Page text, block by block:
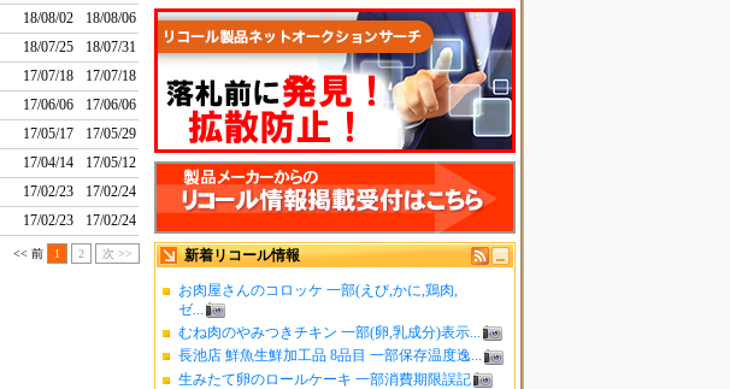
新着リコール情報
お肉屋さんのコロッケ 一部(えび,かに,鶏肉,
ゼ...
むね肉のやみつきチキン 一部(卵,乳成分)表示...
長池店 鮮魚生鮮加工品 8品目 一部保存温度逸...
生みたて卵のロールケーキ 一部消費期限誤記
18/08/02 18/08/06
18/07/25 18/07/31
17/07/18 17/07/18
17/06/06 17/06/06
17/05/17 17/05/29
17/04/14 17/05/12
17/02/23 17/02/24
17/02/23 17/02/24
<< 前 1 2 次 >>